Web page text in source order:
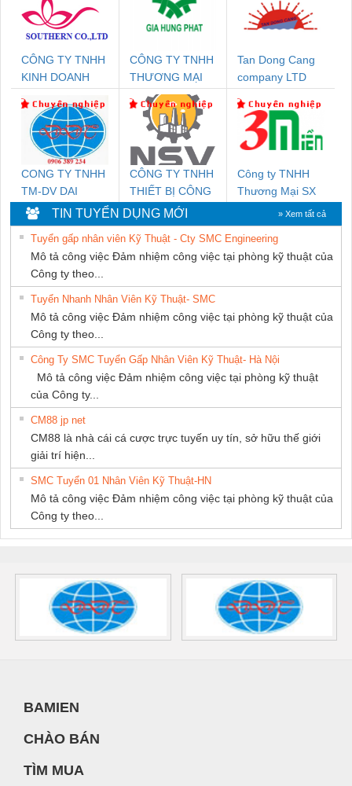
CÔNG TY TNHH
KINH DOANH
PHƯƠNG NAM
CÔNG TY TNHH
THƯƠNG MẠI
DỊCH VỤ KỸ
THUẬT ĐIỆN CƠ
GIA HƯNG
PHÁT
Tan Dong Cang
company LTD
CONG TY TNHH
TM-DV DAI
DONG THANH
CÔNG TY TNHH
THIẾT BỊ CÔNG
NGHIỆP NIHON
SETSUBI VIỆT
NAM
Công ty TNHH
Thương Mại SX
TIN TUYỂN DỤNG MỚI » Xem tất cả
Tuyển gấp nhân viên Kỹ Thuật - Cty SMC Engineering
Mô tả công việc Đảm nhiệm công việc tại phòng kỹ thuật của
Công ty theo...
Tuyển Nhanh Nhân Viên Kỹ Thuật- SMC
Mô tả công việc Đảm nhiệm công việc tại phòng kỹ thuật của
Công ty theo...
Công Ty SMC Tuyển Gấp Nhân Viên Kỹ Thuật- Hà Nội
Mô tả công việc Đảm nhiệm công việc tại phòng kỹ thuật
của Công ty...
CM88 jp net
CM88 là nhà cái cá cược trực tuyến uy tín, sở hữu thế giới
giải trí hiện...
SMC Tuyển 01 Nhân Viên Kỹ Thuật-HN
Mô tả công việc Đảm nhiệm công việc tại phòng kỹ thuật của
Công ty theo...
BAMIEN
CHÀO BÁN
TÌM MUA